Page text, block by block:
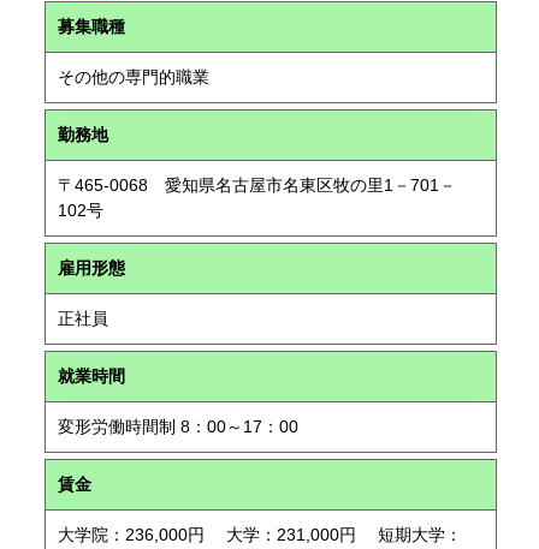
募集職種
その他の専門的職業
勤務地
〒465-0068 愛知県名古屋市名東区牧の里1－701－
102号
雇用形態
正社員
就業時間
変形労働時間制 8：00～17：00
賃金
大学院：236,000円 大学：231,000円 短期大学：